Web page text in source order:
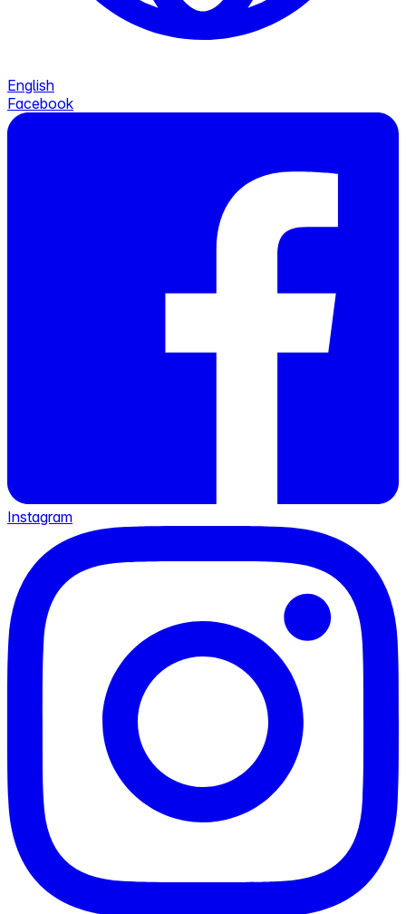
English
Facebook
Instagram